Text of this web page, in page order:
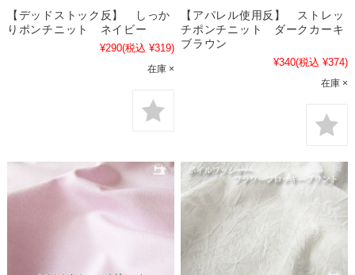
【デッドストック反】 しっか
りポンチニット ネイビー
¥290(税込 ¥319)
在庫 ×
【アパレル使用反】 ストレッ
チポンチニット ダークカーキ
ブラウン
¥340(税込 ¥374)
在庫 ×